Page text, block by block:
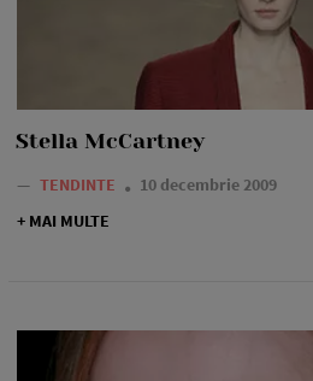
Stella McCartney
— TENDINTE
10 decembrie 2009
+ MAI MULTE